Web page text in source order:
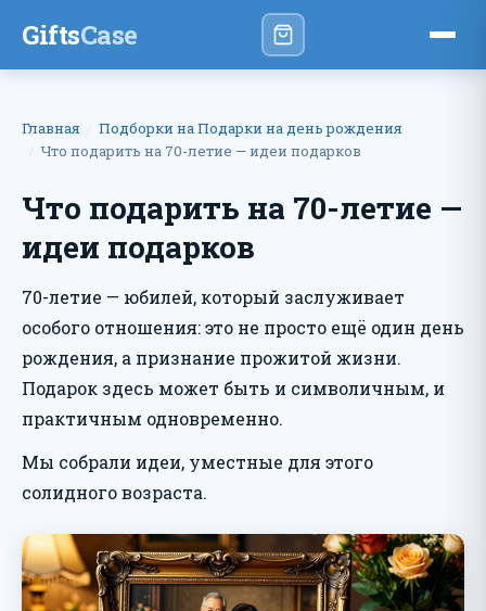
GiftsCase
Главная
Подборки на Подарки на день рождения
Что подарить на 70-летие — идеи подарков
Что подарить на 70-летие —
идеи подарков
70-летие — юбилей, который заслуживает
особого отношения: это не просто ещё один день
рождения, а признание прожитой жизни.
Подарок здесь может быть и символичным, и
практичным одновременно.
Мы собрали идеи, уместные для этого
солидного возраста.